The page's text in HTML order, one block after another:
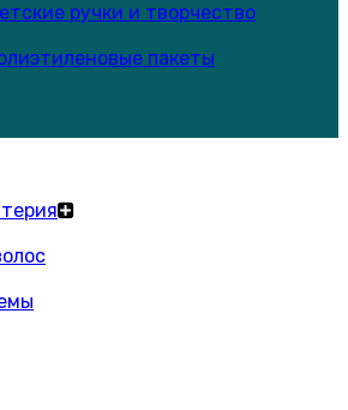
ручки и творчество
пакеты